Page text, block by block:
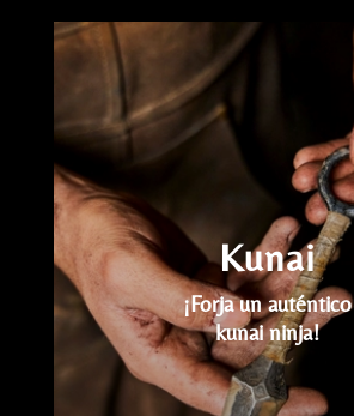
Reproductor
de
Kunai
¡Forja un auténtico
kunai ninja!